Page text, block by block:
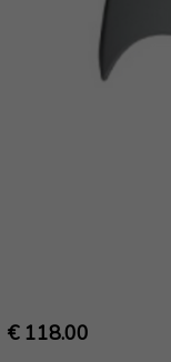
€ 118.00